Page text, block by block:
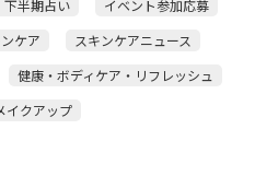
下半期占い
イベント参加応募
ケア
スキンケアニュース
健康・ボディケア・リフレッシュ
イクアップ